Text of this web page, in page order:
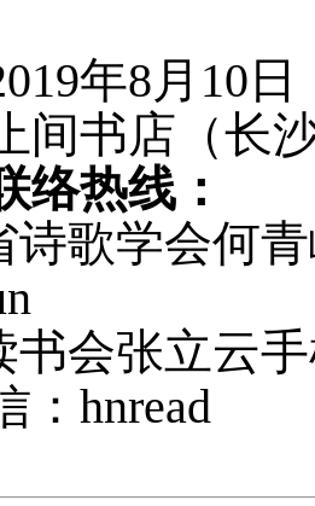
年8月10
间书店（长
络热线：
诗歌学会何
书会张立云
：hnread